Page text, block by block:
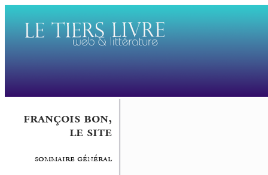
françois bon,
le site
sommaire général